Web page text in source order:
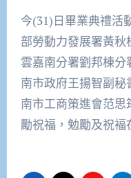
今(31)日畢業典禮活
部勞動力發展署黃
雲嘉南分署劉邦棟
南市政府王揚智副
南市工商策進會范
勵祝福，勉勵及祝褔